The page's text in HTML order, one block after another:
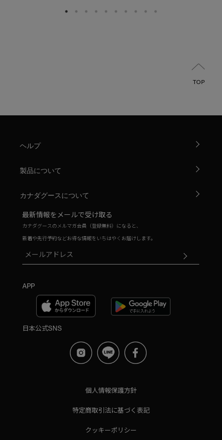
TOP
ヘルプ
製品について
カナダグースについて
最新情報をメールで受け取る
カナダグースのメルマガ会員（登録無料）になると、
新着や先行予約などお得な情報をいちはやくお届けします。
APP
日本公式SNS
個人情報保護方針
特定商取引法に基づく表記
クッキーポリシー